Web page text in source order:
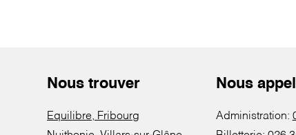
Nous trouver
Equilibre, Fribourg
Nous
Administration: